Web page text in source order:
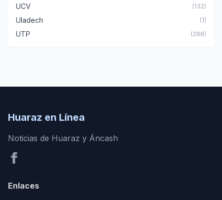
UCV (132)
Uladech (1)
UTP (288)
Huaraz en Línea
Noticias de Huaraz y Áncash
Enlaces